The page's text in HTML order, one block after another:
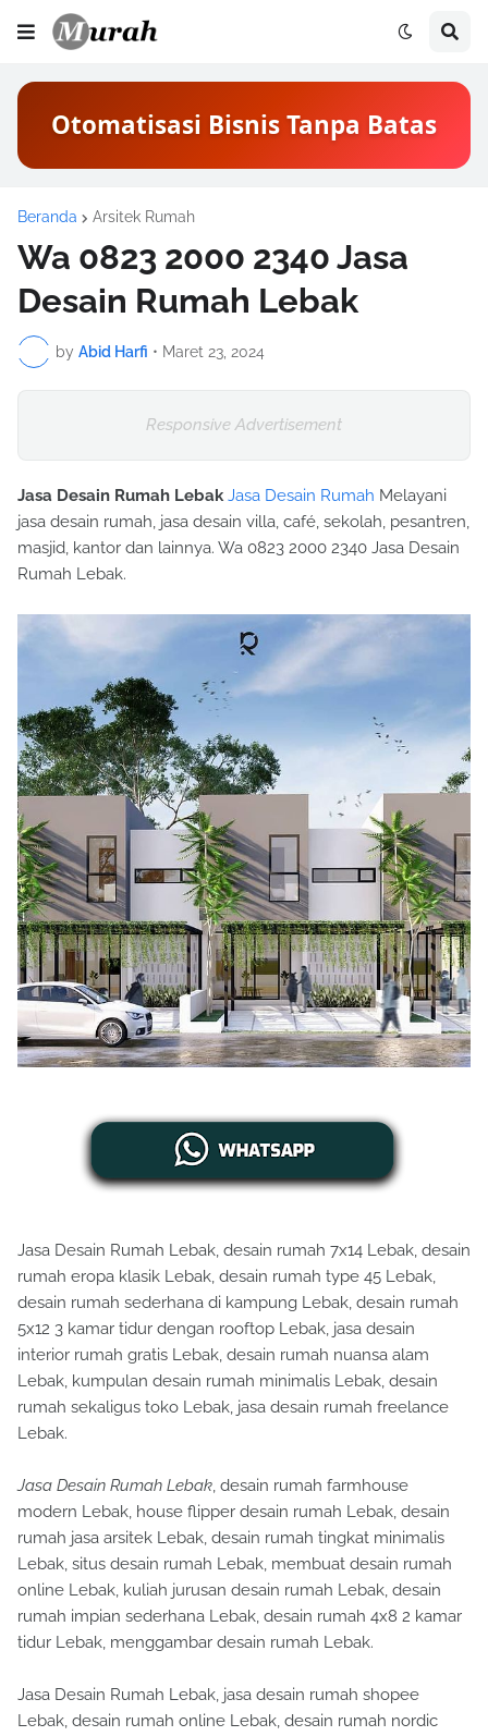
Otomatisasi Bisnis Tanpa Batas
Beranda Arsitek Rumah
Wa 0823 2000 2340 Jasa
Desain Rumah Lebak
by Abid Harfi • Maret 23, 2024
Responsive Advertisement
Jasa Desain Rumah Lebak Jasa Desain Rumah Melayani
jasa desain rumah, jasa desain villa, café, sekolah, pesantren,
masjid, kantor dan lainnya. Wa 0823 2000 2340 Jasa Desain
Rumah Lebak.
Jasa Desain Rumah Lebak, desain rumah 7x14 Lebak, desain
rumah eropa klasik Lebak, desain rumah type 45 Lebak,
desain rumah sederhana di kampung Lebak, desain rumah
5x12 3 kamar tidur dengan rooftop Lebak, jasa desain
interior rumah gratis Lebak, desain rumah nuansa alam
Lebak, kumpulan desain rumah minimalis Lebak, desain
rumah sekaligus toko Lebak, jasa desain rumah freelance
Lebak.
Jasa Desain Rumah Lebak, desain rumah farmhouse
modern Lebak, house flipper desain rumah Lebak, desain
rumah jasa arsitek Lebak, desain rumah tingkat minimalis
Lebak, situs desain rumah Lebak, membuat desain rumah
online Lebak, kuliah jurusan desain rumah Lebak, desain
rumah impian sederhana Lebak, desain rumah 4x8 2 kamar
tidur Lebak, menggambar desain rumah Lebak.
Jasa Desain Rumah Lebak, jasa desain rumah shopee
Lebak, desain rumah online Lebak, desain rumah nordic